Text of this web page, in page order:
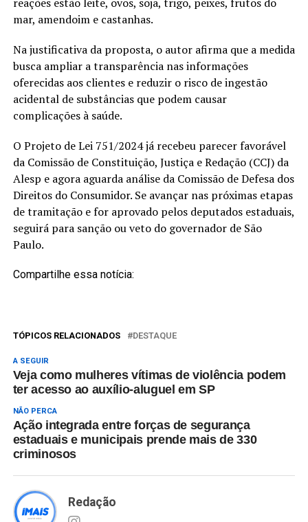
mar, amendoim e castanhas.
Na justificativa da proposta, o autor afirma que a medida
busca ampliar a transparência nas informações
oferecidas aos clientes e reduzir o risco de ingestão
acidental de substâncias que podem causar
complicações à saúde.
O Projeto de Lei 751/2024 já recebeu parecer favorável
da Comissão de Constituição, Justiça e Redação (CCJ) da
Alesp e agora aguarda análise da Comissão de Defesa dos
Direitos do Consumidor. Se avançar nas próximas etapas
de tramitação e for aprovado pelos deputados estaduais,
seguirá para sanção ou veto do governador de São
Paulo.
Compartilhe essa notícia:
TÓPICOS RELACIONADOS DESTAQUE
A SEGUIR
Veja como mulheres vítimas de violência podem
ter acesso ao auxílio-aluguel em SP
NÃO PERCA
Ação integrada entre forças de segurança
estaduais e municipais prende mais de 330
criminosos
Redação